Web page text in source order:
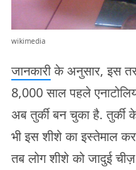
wikimedia
जानकारीके अनुसार, इस
8,000 साल पहले
अब तुर्की बन चुका है. तुर्की
भी इस शीशे का इस्तेमाल
तब लोग शीशे को जादुई